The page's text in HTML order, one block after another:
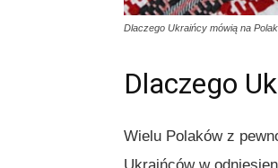
Dlaczego Ukraińcy mówią na
Dlaczego
Wielu Polaków z